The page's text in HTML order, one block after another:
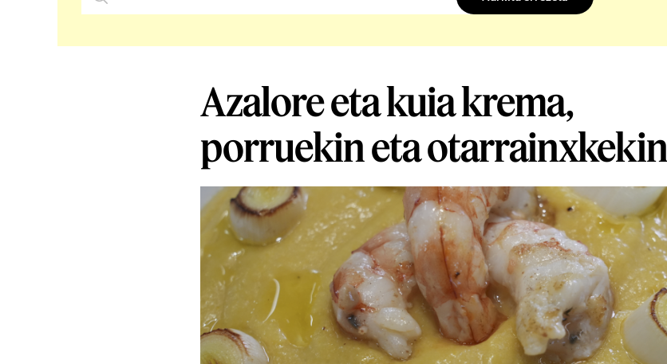
Azalore eta kuia krema,
porruekin eta otarrainxkekin